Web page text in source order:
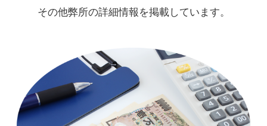
その他弊所の詳細情報を掲載しています。